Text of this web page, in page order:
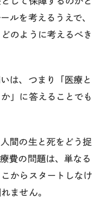
ルを考えるうえで、
のように考えるべき
は、つまり「医療と
」に答えることでも
間の生と死をどう捉
費の問題は、単なる
からスタートしなけ
ません。